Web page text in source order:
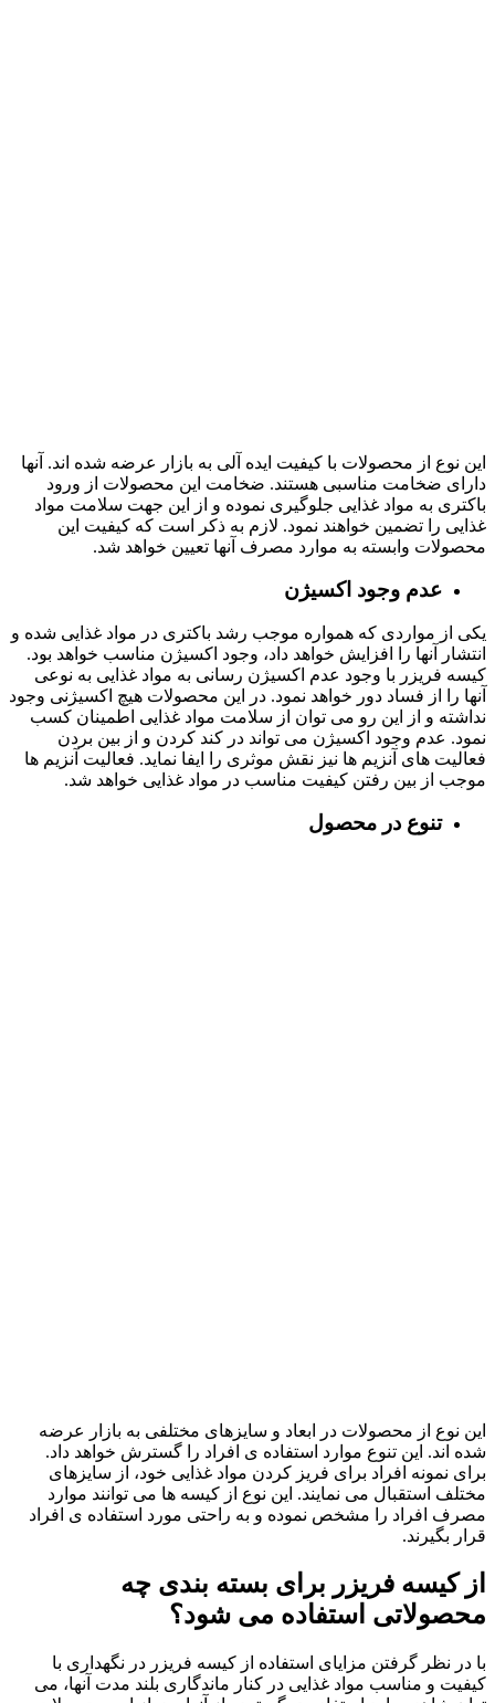
این نوع از محصولات با کیفیت ایده آلی به بازار عرضه شده اند. آنها
دارای ضخامت مناسبی هستند. ضخامت این محصولات از ورود
باکتری به مواد غذایی جلوگیری نموده و از این جهت سلامت مواد
غذایی را تضمین خواهند نمود. لازم به ذکر است که کیفیت این
محصولات وابسته به موارد مصرف آنها تعیین خواهد شد.
عدم وجود اکسیژن
یکی از مواردی که همواره موجب رشد باکتری در مواد غذایی شده و
انتشار آنها را افزایش خواهد داد، وجود اکسیژن مناسب خواهد بود.
کیسه فریزر با وجود عدم اکسیژن رسانی به مواد غذایی به نوعی
آنها را از فساد دور خواهد نمود. در این محصولات هیچ اکسیژنی وجود
نداشته و از این رو می توان از سلامت مواد غذایی اطمینان کسب
نمود. عدم وجود اکسیژن می تواند در کند کردن و از بین بردن
فعالیت های آنزیم ها نیز نقش موثری را ایفا نماید. فعالیت آنزیم ها
موجب از بین رفتن کیفیت مناسب در مواد غذایی خواهد شد.
تنوع در محصول
این نوع از محصولات در ابعاد و سایزهای مختلفی به بازار عرضه
شده اند. این تنوع موارد استفاده ی افراد را گسترش خواهد داد.
برای نمونه افراد برای فریز کردن مواد غذایی خود، از سایزهای
مختلف استقبال می نمایند. این نوع از کیسه ها می توانند موارد
مصرف افراد را مشخص نموده و به راحتی مورد استفاده ی افراد
قرار بگیرند.
از کیسه فریزر برای بسته بندی چه
محصولاتی استفاده می شود؟
با در نظر گرفتن مزایای استفاده از کیسه فریزر در نگهداری با
کیفیت و مناسب مواد غذایی در کنار ماندگاری بلند مدت آنها، می